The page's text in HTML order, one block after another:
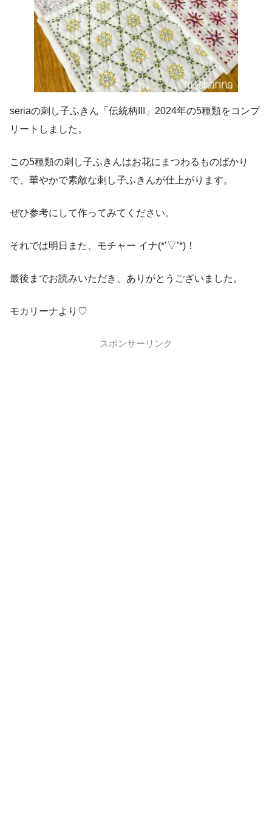
seriaの刺し子ふきん「伝統柄III」2024年の5種類をコンプ
リートしました。
この5種類の刺し子ふきんはお花にまつわるものばかり
で、華やかで素敵な刺し子ふきんが仕上がります。
ぜひ参考にして作ってみてください。
それでは明日また、モチャー イナ(*’▽’*)！
最後までお読みいただき、ありがとうございました。
モカリーナより♡
スポンサーリンク